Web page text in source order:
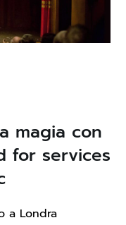
magia con
for services
a Londra